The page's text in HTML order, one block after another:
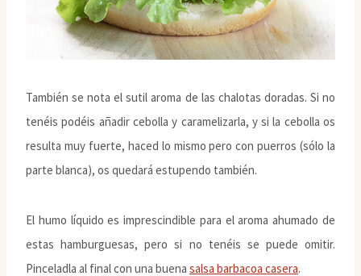
También se nota el sutil aroma de las chalotas doradas. Si no
tenéis podéis añadir cebolla y caramelizarla, y si la cebolla os
resulta muy fuerte, haced lo mismo pero con puerros (sólo la
parte blanca), os quedará estupendo también.
El humo líquido es imprescindible para el aroma ahumado de
estas hamburguesas, pero si no tenéis se puede omitir.
Pinceladla al final con una buena salsa barbacoa casera.